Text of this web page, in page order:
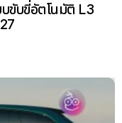
ขับขี่อัตโนมัติ L3